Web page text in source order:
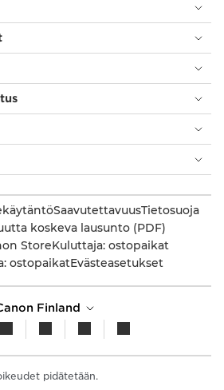
SaavutettavuusTietosuoja
koskeva lausunto (PDF)
StoreKuluttaja: ostopaikat
ostopaikatEvästeasetukset
Finland
pidätetään.